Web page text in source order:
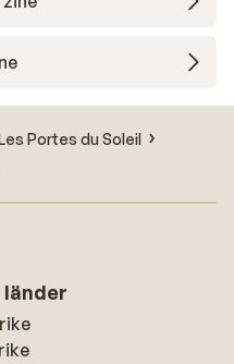
Portes du Soleil
länder